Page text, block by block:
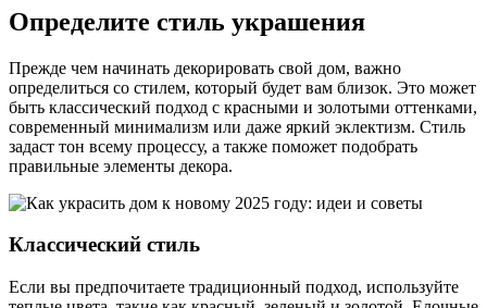
Определите стиль украшения
Прежде чем начинать декорировать свой дом, важно
определиться со стилем, который будет вам близок. Это может
быть классический подход с красными и золотыми оттенками,
современный минимализм или даже яркий эклектизм. Стиль
задаст тон всему процессу, а также поможет подобрать
правильные элементы декора.
Классический стиль
Если вы предпочитаете традиционный подход, используйте